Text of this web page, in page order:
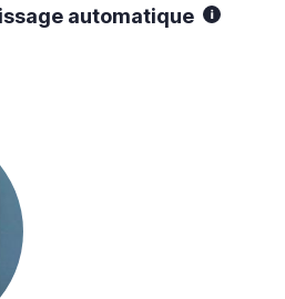
automatique